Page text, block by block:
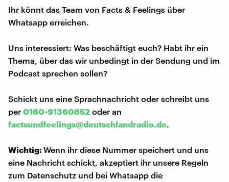
Ihr könnt das Team von Facts & Feelings über
Whatsapp erreichen.
Uns interessiert: Was beschäftigt euch? Habt ihr ein
Thema, über das wir unbedingt in der Sendung und im
Podcast sprechen sollen?
Schickt uns eine Sprachnachricht oder schreibt uns
per 0160-91360852 oder an
factsundfeelings@deutschlandradio.de.
Wichtig:Wenn ihr diese Nummer speichert und uns
eine Nachricht schickt, akzeptiert ihr unsere Regeln
zum Datenschutz und bei Whatsapp die